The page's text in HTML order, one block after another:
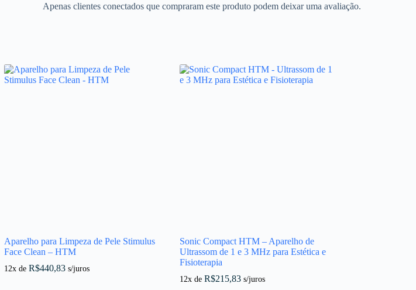
Apenas clientes conectados que compraram este produto podem deixar uma avaliação.
Aparelho para Limpeza de Pele Stimulus
Face Clean – HTM
12x de R$440,83 s/juros
Sonic Compact HTM – Aparelho de
Ultrassom de 1 e 3 MHz para Estética e
Fisioterapia
12x de R$215,83 s/juros